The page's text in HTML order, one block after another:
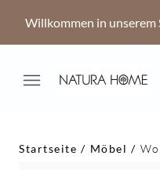
Willkommen in unserem
Startseite Möbel